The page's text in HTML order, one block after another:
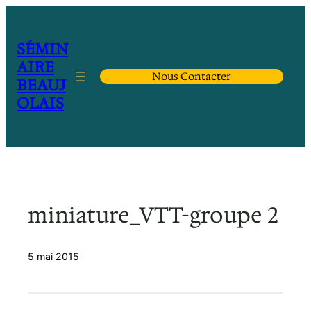
contenu
SÉMIN
AIRE
BEAUJ
OLAIS
Nous Contacter
miniature_VTT-groupe 2
5 mai 2015